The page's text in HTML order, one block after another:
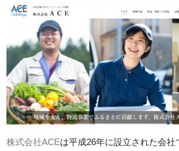
株式会社ACEは平成26年に設立された会